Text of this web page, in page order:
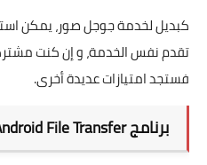
فستجد امتيازات عديدة أخرى.
برنامج Android File Transfer